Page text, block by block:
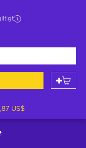
US$